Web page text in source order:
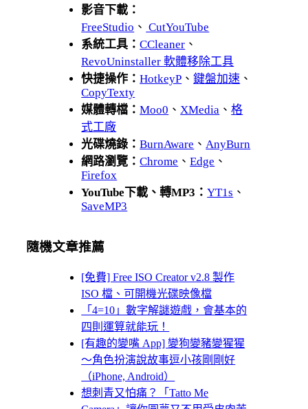
影音下載：
FreeStudio 、 CutYouTube
系統工具：CCleaner 、
RevoUninstaller 軟體移除工具
快捷操作：HotkeyP 、鍵盤加速 、
CopyTexty
媒體轉檔：Moo0 、 XMedia 、格
式工廠
光碟燒錄：BurnAware 、 AnyBurn
網路瀏覽：Chrome 、Edge 、
Firefox
YouTube下載、轉MP3：YT1s 、
SaveMP3
隨機文章推薦
[免費] Free ISO Creator v2.8 製作
ISO 檔、可開機光碟映像檔
「4=10」數字解謎遊戲，會基本的
四則運算就能玩！
[有趣的變嘴 App] 變狗變豬變猩猩
～角色扮演說故事逗小孩剛剛好
（iPhone, Android）
想刺青又怕痛？「Tatto Me